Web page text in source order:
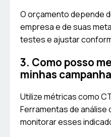
O orçamento depende
empresa e de suas
testes e ajustar
3. Como posso
minhas
Utilize métricas como
Ferramentas de análise
monitorar esses